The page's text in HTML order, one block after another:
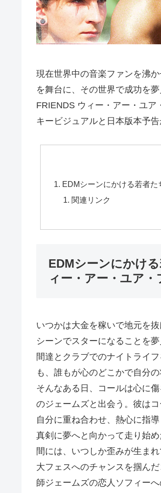
現在世界中の音楽ファンを沸
を舞台に、その世界で成功を
FRIENDS ウィー・アー・ユ
キービジュアルと日本版本予告
EDMシーンにかける若者た
関連リンク
EDMシーンにかけ
ィー・アー・ユア・
いつかは大金を稼いで地元を
シーンでスターになることを
間達とクラブでのナイトライ
も、誰もが心のどこかで自分の
そんなある日、コールは心に
のジェームズと出会う。彼は
自分に重ね合わせ、熱心に指導
真剣に夢へと向かって走り始
間には、いつしか歪みが生ま
大フェスへのチャンスを掴ん
師ジェームズの恋人ソフィー